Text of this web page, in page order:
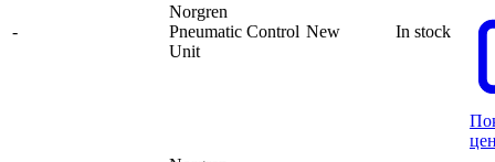
-
Norgren
Pneumatic Control
Unit
New In stock